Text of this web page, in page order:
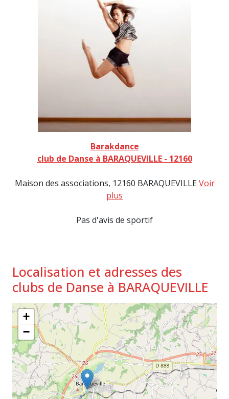
Barakdance
club de Danse à BARAQUEVILLE - 12160
Maison des associations, 12160 BARAQUEVILLEVoir
plus
Pas d'avis de sportif
Localisation et adresses des
clubs de Danse à BARAQUEVILLE
+
−